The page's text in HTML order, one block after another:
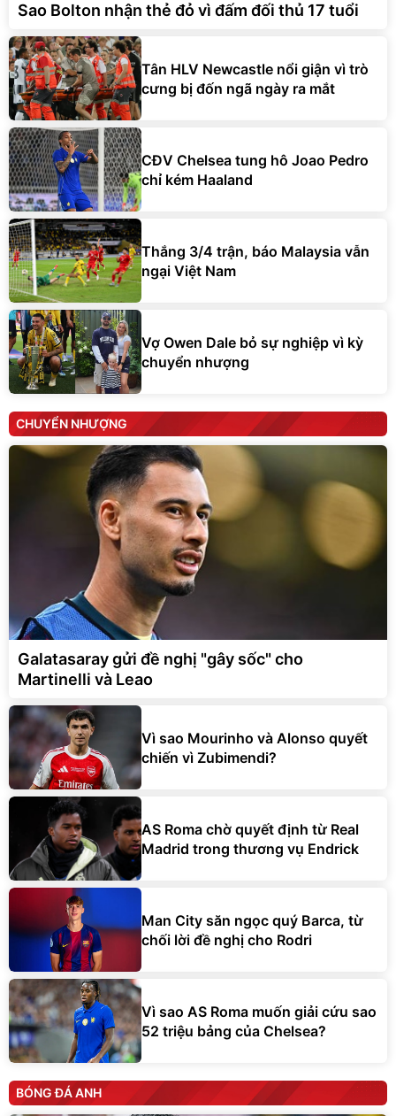
Sao Bolton nhận thẻ đỏ vì đấm đối thủ 17 tuổi
Tân HLV Newcastle nổi giận vì trò
cưng bị đốn ngã ngày ra mắt
CĐV Chelsea tung hô Joao Pedro
chỉ kém Haaland
Thắng 3/4 trận, báo Malaysia vẫn
ngại Việt Nam
Vợ Owen Dale bỏ sự nghiệp vì kỳ
chuyển nhượng
CHUYỂN NHƯỢNG
Galatasaray gửi đề nghị "gây sốc" cho
Martinelli và Leao
Vì sao Mourinho và Alonso quyết
chiến vì Zubimendi?
AS Roma chờ quyết định từ Real
Madrid trong thương vụ Endrick
Man City săn ngọc quý Barca, từ
chối lời đề nghị cho Rodri
Vì sao AS Roma muốn giải cứu sao
52 triệu bảng của Chelsea?
BÓNG ĐÁ ANH